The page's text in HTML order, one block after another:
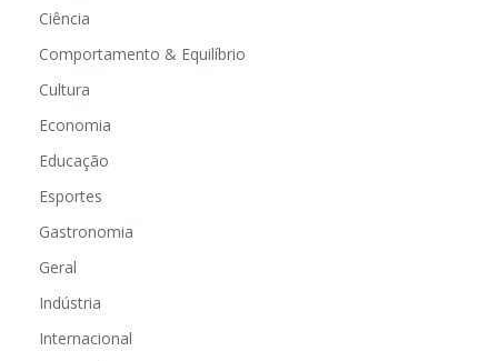
Ciência
Comportamento & Equilíbrio
Cultura
Economia
Educação
Esportes
Gastronomia
Geral
Indústria
Internacional